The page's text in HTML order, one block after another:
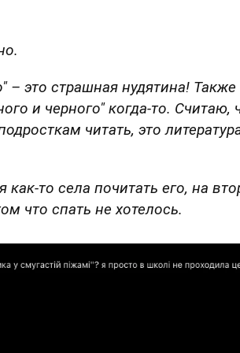
– это страшная нудятина!
и черного" когда-то. Считаю,
читать, это
как-то села почитать его, на
что спать не хотелось.